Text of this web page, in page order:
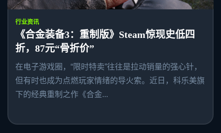
行业资讯
《合金装备3：重制版》Steam惊现史低四
折，87元“骨折价”
在电子游戏圈，“限时特卖”往往是拉动销量的强心针，
但有时也成为点燃玩家情绪的导火索。近日，科乐美旗
下的经典重制之作《合金...